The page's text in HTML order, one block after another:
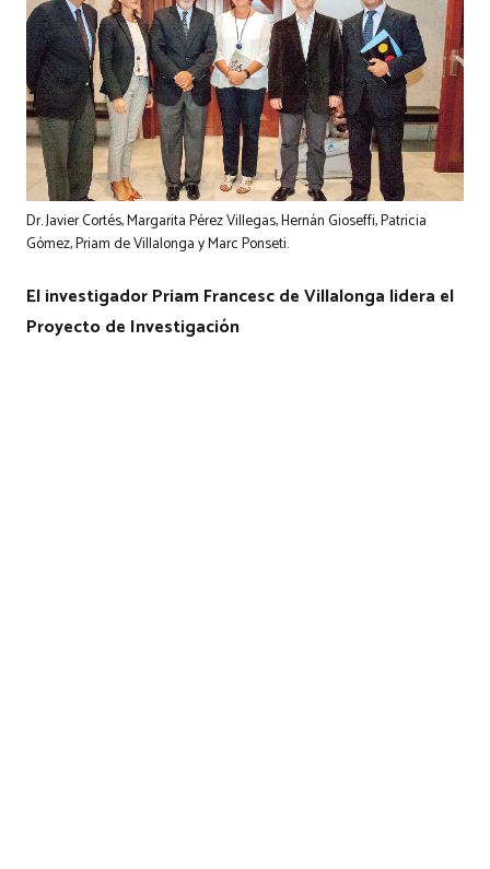
Dr. Javier Cortés, Margarita Pérez Villegas, Hernán Gioseffi, Patricia
Gómez, Priam de Villalonga y Marc Ponseti.
El investigador Priam Francesc de Villalonga lidera el
Proyecto de Investigación